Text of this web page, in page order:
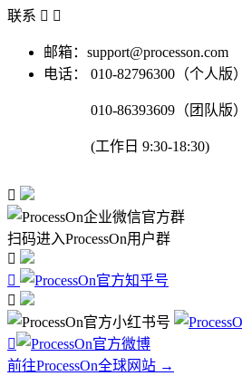
联系  
邮箱：support@processon.com
电话：
010-82796300（个人版）
010-86393609（团队版）
(工作日 9:30-18:30)

扫码进入ProcessOn用户群




前往ProcessOn全球网站 →